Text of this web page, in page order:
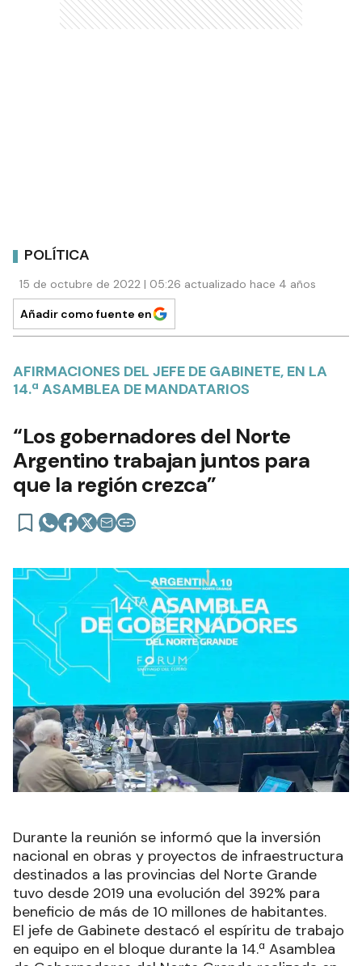
POLÍTICA
15 de octubre de 2022 | 05:26 actualizado hace 4 años
Añadir como fuente en
AFIRMACIONES DEL JEFE DE GABINETE, EN LA
14.ª ASAMBLEA DE MANDATARIOS
“Los gobernadores del Norte
Argentino trabajan juntos para
que la región crezca”
Durante la reunión se informó que la inversión
nacional en obras y proyectos de infraestructura
destinados a las provincias del Norte Grande
tuvo desde 2019 una evolución del 392% para
beneficio de más de 10 millones de habitantes.
El jefe de Gabinete destacó el espíritu de trabajo
en equipo en el bloque durante la 14.ª Asamblea